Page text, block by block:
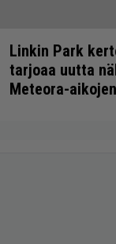
Linkin Park
tarjoaa uutta
Meteora-